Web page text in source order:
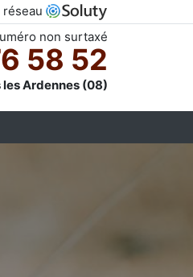
non surtaxé
58 52
Ardennes (08)